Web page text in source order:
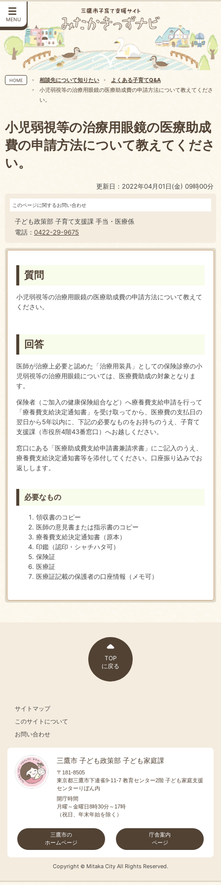
MENU
HOME 相談先について知りたい
よくある子育てQ&A
小児弱視等の治療用眼鏡の医療助成費の申請方法について教えてくださ
い。
小児弱視等の治療用眼鏡の医療助成
費の申請方法について教えてくださ
い。
更新日：2022年04月01日(金) 09時00分
このページに関するお問い合わせ
子ども政策部 子育て支援課 手当・医療係
電話： 0422-29-9675
質問
小児弱視等の治療用眼鏡の医療助成費の申請方法について教えて
ください。
回答
医師が治療上必要と認めた「治療用装具」としての保険診療の小
児弱視等の治療用眼鏡については、医療費助成の対象となりま
す。
保険者（ご加入の健康保険組合など）へ療養費支給申請を行って
「療養費支給決定通知書」を受け取ってから、医療費の支払日の
翌日から5年以内に、下記の必要なものをお持ちのうえ、子育て
支援課（市役所4階43番窓口）へお越しください。
窓口にある「医療助成費支給申請書兼請求書」にご記入のうえ、
療養費支給決定通知書等を添付してください。口座振り込みでお
返しします。
必要なもの
領収書のコピー
医師の意見書または指示書のコピー
療養費支給決定通知書（原本）
印鑑（認印・シャチハタ可）
保険証
医療証
医療証記載の保護者の口座情報（メモ可）
TOP
に戻る
サイトマップ
このサイトについて
お問い合わせ
三鷹市 子ども政策部 子ども家庭課
〒181-8505
東京都三鷹市下連雀9-11-7 教育センター2階 子ども家庭支援
センターりぼん内
開庁時間
月曜～金曜日8時30分～17時
（祝日、年末年始を除く）
三鷹市の
ホームページ
庁舎案内
ページ
Copyright © Mitaka City All Rights Reserved.